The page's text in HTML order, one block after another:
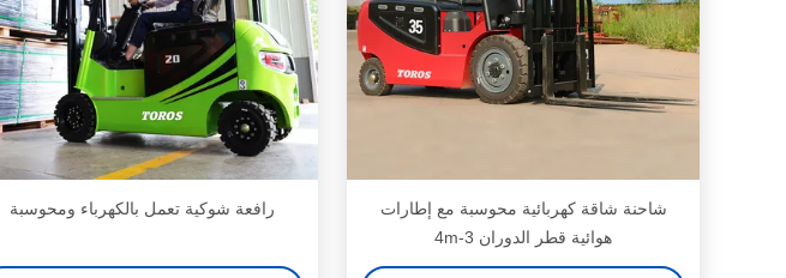
شاحنة شاقة كهربائية محوسبة مع إطارات
هوائية قطر الدوران 3-4m
رافعة شوكية تعمل بالكهرباء ومحوسبة